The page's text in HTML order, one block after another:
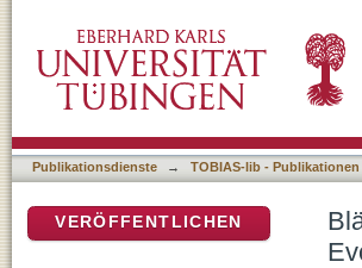
Publikationsdienste → TOBIAS-lib -
VERÖFFENTLICHEN